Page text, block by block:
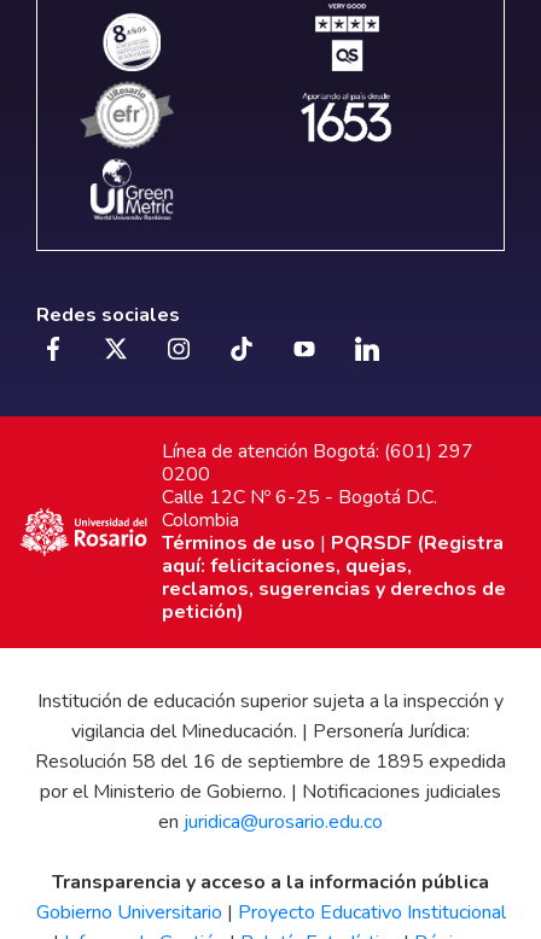
Redes sociales
Línea de atención Bogotá: (601) 297
0200
Calle 12C Nº 6-25 - Bogotá D.C.
Colombia
Términos de uso | PQRSDF (Registra
aquí: felicitaciones, quejas,
reclamos, sugerencias y derechos de
petición)
Institución de educación superior sujeta a la inspección y
vigilancia del Mineducación. | Personería Jurídica:
Resolución 58 del 16 de septiembre de 1895 expedida
por el Ministerio de Gobierno. | Notificaciones judiciales
en juridica@urosario.edu.co
Transparencia y acceso a la información pública
Gobierno Universitario | Proyecto Educativo Institucional